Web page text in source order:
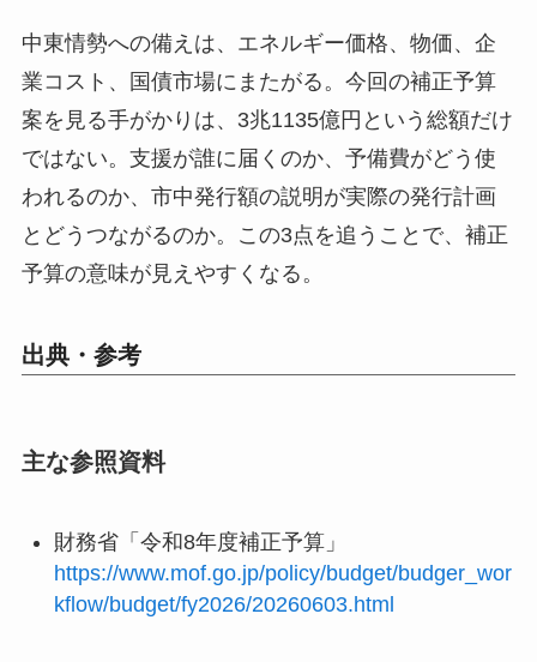
中東情勢への備えは、エネルギー価格、物価、企
業コスト、国債市場にまたがる。今回の補正予算
案を見る手がかりは、3兆1135億円という総額だけ
ではない。支援が誰に届くのか、予備費がどう使
われるのか、市中発行額の説明が実際の発行計画
とどうつながるのか。この3点を追うことで、補正
予算の意味が見えやすくなる。
出典・参考
主な参照資料
財務省「令和8年度補正予算」
https://www.mof.go.jp/policy/budget/budger_wor
kflow/budget/fy2026/20260603.html